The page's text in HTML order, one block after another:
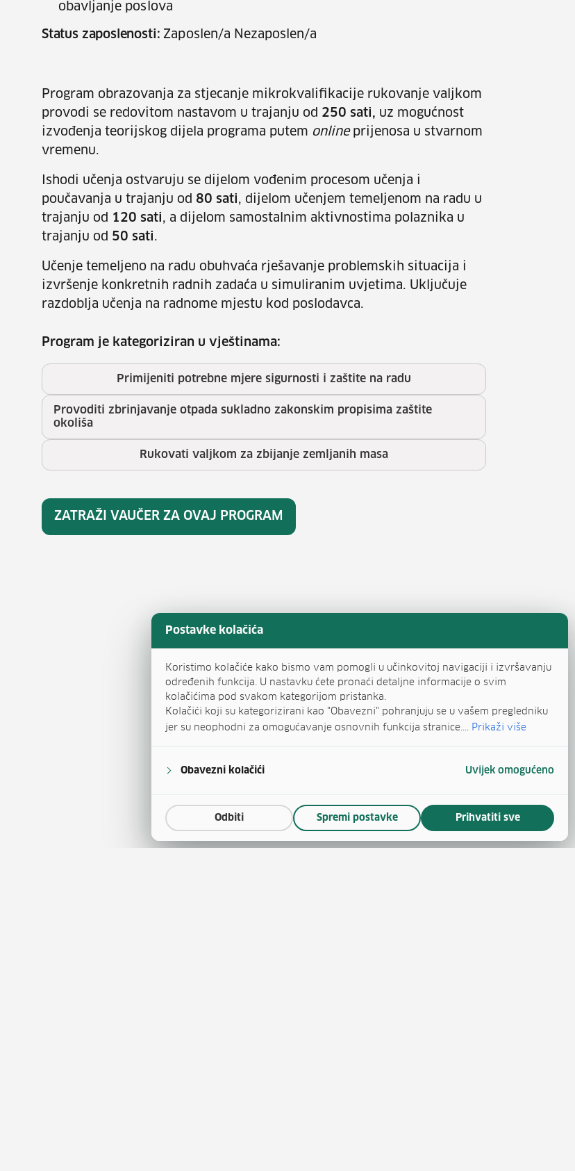
Postavke kolačića
Koristimo kolačiće kako bismo vam pomogli u učinkovitoj navigaciji i izvršavanju
određenih funkcija. U nastavku ćete pronaći detaljne informacije o svim
kolačićima pod svakom kategorijom pristanka.
Kolačići koji su kategorizirani kao "Obavezni" pohranjuju se u vašem pregledniku
jer su neophodni za omogućavanje osnovnih funkcija stranice.... Prikaži više
Obavezni kolačići Uvijek omogućeno
Odbiti Spremi postavke Prihvatiti sve
obavljanje poslova
Status zaposlenosti: Zaposlen/a Nezaposlen/a
Program obrazovanja za stjecanje mikrokvalifikacije rukovanje valjkom
provodi se redovitom nastavom u trajanju od 250 sati, uz mogućnost
izvođenja teorijskog dijela programa putem onlineprijenosa u stvarnom
vremenu.
Ishodi učenja ostvaruju se dijelom vođenim procesom učenja i
poučavanja u trajanju od 80 sati, dijelom učenjem temeljenom na radu u
trajanju od 120 sati, a dijelom samostalnim aktivnostima polaznika u
trajanju od 50 sati.
Učenje temeljeno na radu obuhvaća rješavanje problemskih situacija i
izvršenje konkretnih radnih zadaća u simuliranim uvjetima. Uključuje
razdoblja učenja na radnome mjestu kod poslodavca.
Program je kategoriziran u vještinama:
Primijeniti potrebne mjere sigurnosti i zaštite na radu
Provoditi zbrinjavanje otpada sukladno zakonskim propisima zaštite
okoliša
Rukovati valjkom za zbijanje zemljanih masa
ZATRAŽI VAUČER ZA OVAJ PROGRAM